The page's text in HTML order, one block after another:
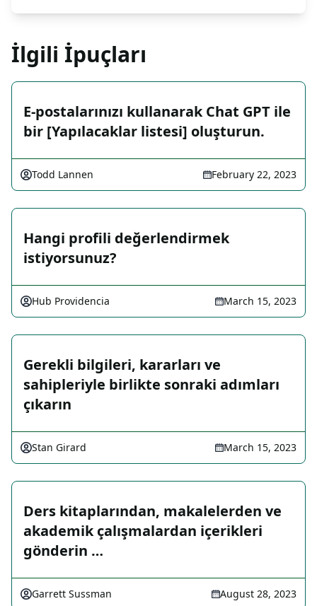
İlgili İpuçları
E-postalarınızı kullanarak Chat GPT ile
bir [Yapılacaklar listesi] oluşturun.
Todd Lannen February 22, 2023
Hangi profili değerlendirmek
istiyorsunuz?
Hub Providencia March 15, 2023
Gerekli bilgileri, kararları ve
sahipleriyle birlikte sonraki adımları
çıkarın
Stan Girard March 15, 2023
Ders kitaplarından, makalelerden ve
akademik çalışmalardan içerikleri
gönderin …
Garrett Sussman August 28, 2023